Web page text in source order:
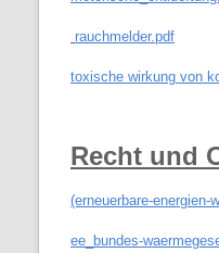
rauchmelder.pdf
toxische wirkung von
Recht und
(erneuerbare-energien-
ee_bundes-